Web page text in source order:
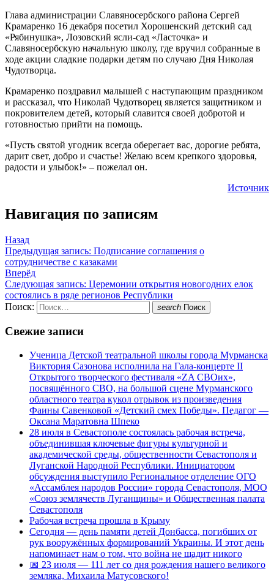
Глава администрации Славяносербского района Сергей
Крамаренко 16 декабря посетил Хорошенский детский сад
«Рябинушка», Лозовский ясли-сад «Ласточка» и
Славяносербскую начальную школу, где вручил собранные в
ходе акции сладкие подарки детям по случаю Дня Николая
Чудотворца.
Крамаренко поздравил малышей с наступающим праздником
и рассказал, что Николай Чудотворец является защитником и
покровителем детей, который славится своей добротой и
готовностью прийти на помощь.
«Пусть святой угодник всегда оберегает вас, дорогие ребята,
дарит свет, добро и счастье! Желаю всем крепкого здоровья,
радости и улыбок!» – пожелал он.
Источник
Навигация по записям
Назад
Предыдущая запись: Подписание соглашения о
сотрудничестве с казаками
Вперёд
Следующая запись: Церемонии открытия новогодних елок
состоялись в ряде регионов Республики
Поиск:
search Поиск
Свежие записи
Ученица Детской театральной школы города Мурманска
Виктория Сазонова исполнила на Гала-концерте II
Открытого творческого фестиваля «ZA СВОих»,
посвящённого СВО, на большой сцене Мурманского
областного театра кукол отрывок из произведения
Фаины Савенковой «Детский смех Победы». Педагог —
Оксана Маратовна Шпеко
28 июля в Севастополе состоялась рабочая встреча,
объединившая ключевые фигуры культурной и
академической среды, общественности Севастополя и
Луганской Народной Республики. Инициатором
обсуждения выступило Региональное отделение ОГО
«Ассамблея народов России» города Севастополя, МОО
«Союз землячеств Луганщины» и Общественная палата
Севастополя
Рабочая встреча прошла в Крыму
Сегодня — день памяти детей Донбасса, погибших от
рук вооружённых формирований Украины. И этот день
напоминает нам о том, что война не щадит никого
📅 23 июля — 111 лет со дня рождения нашего великого
земляка, Михаила Матусовского!